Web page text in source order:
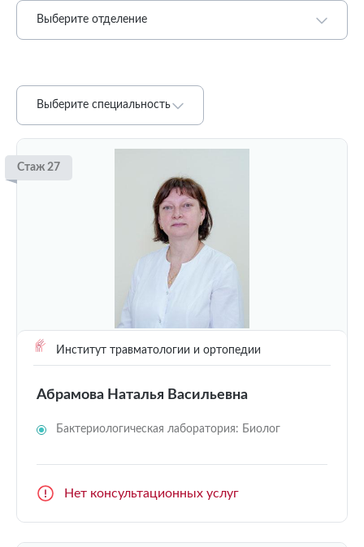
Выберите отделение
Выберите специальность
Стаж 27
Институт травматологии и ортопедии
Абрамова Наталья Васильевна
Бактериологическая лаборатория: Биолог
Нет консультационных услуг